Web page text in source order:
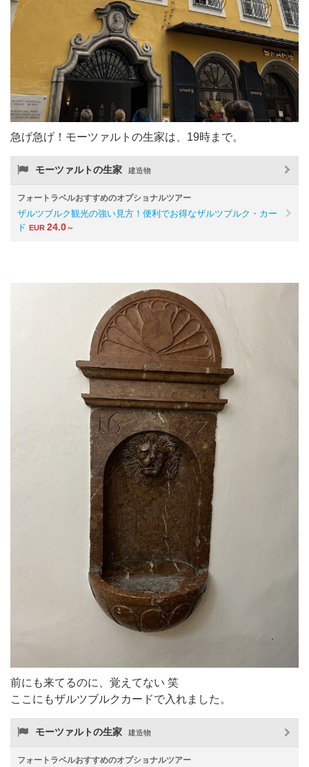
急げ急げ！モーツァルトの生家は、19時まで。
モーツァルトの生家 建造物
フォートラベルおすすめのオプショナルツアー
ザルツブルク観光の強い見方！便利でお得なザルツブルク・カー
ド EUR 24.0～
前にも来てるのに、覚えてない 笑
ここにもザルツブルクカードで入れました。
モーツァルトの生家 建造物
フォートラベルおすすめのオプショナルツアー